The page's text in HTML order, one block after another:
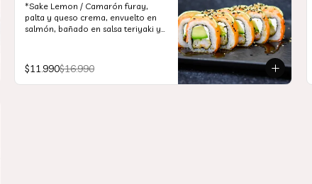
*Sake Lemon / Camarón furay,
palta y queso crema, envuelto en
salmón, bañado en salsa teriyaki y
*Shrimp Fire Rolls /Palta y camarón
furay, envuelto en queso crema
flambeado, bañado en salsa
$11.990$16.990